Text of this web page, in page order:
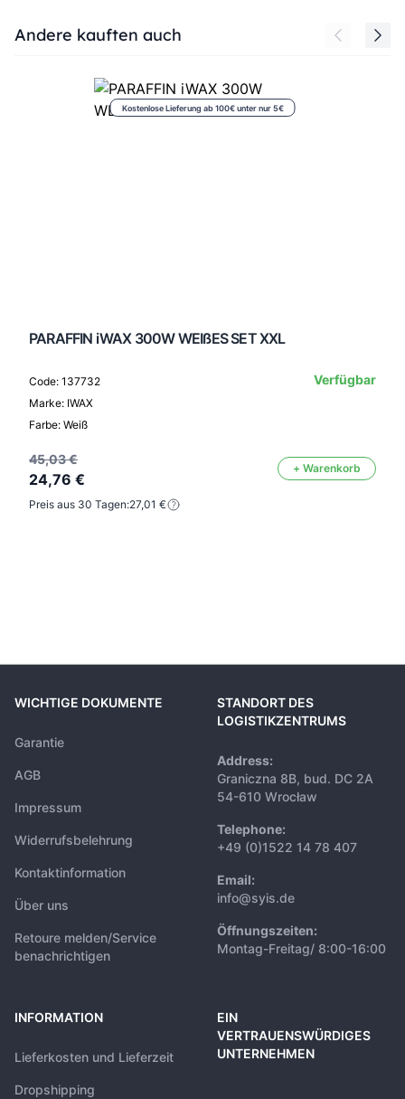
Press to skip carousel
Andere kauften auch
Kostenlose Lieferung ab 100€ unter nur 5€
PARAFFIN iWAX 300W WEIßES SET XXL
Code: 137732
Marke: IWAX
Farbe: Weiß
Verfügbar
45,03 €
24,76 €
+ Warenkorb
Preis aus 30 Tagen:27,01 €
WICHTIGE DOKUMENTE
Garantie
AGB
Impressum
Widerrufsbelehrung
Kontaktinformation
Über uns
Retoure melden/Service
benachrichtigen
STANDORT DES
LOGISTIKZENTRUMS
Address:
Graniczna 8B, bud. DC 2A
54-610 Wrocław
Telephone:
+49 (0)1522 14 78 407
Email:
info@syis.de
Öffnungszeiten:
Montag-Freitag/ 8:00-16:00
INFORMATION
Lieferkosten und Lieferzeit
Dropshipping
EIN
VERTRAUENSWÜRDIGES
UNTERNEHMEN